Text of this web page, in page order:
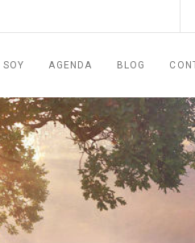
SOY AGENDA BLOG